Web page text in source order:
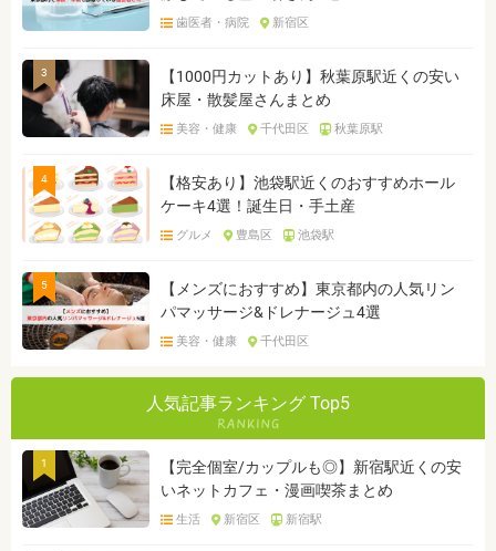
歯医者・病院 新宿区
3
【1000円カットあり】秋葉原駅近くの安い
床屋・散髪屋さんまとめ
美容・健康 千代田区 秋葉原駅
4
【格安あり】池袋駅近くのおすすめホール
ケーキ4選！誕生日・手土産
グルメ 豊島区 池袋駅
5
【メンズにおすすめ】東京都内の人気リン
パマッサージ&ドレナージュ4選
美容・健康 千代田区
人気記事ランキング Top5
1
【完全個室/カップルも◎】新宿駅近くの安
いネットカフェ・漫画喫茶まとめ
生活 新宿区 新宿駅